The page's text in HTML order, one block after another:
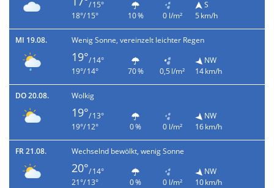
/ 15°
18°/ 15°
10 % 0 l/m²
S
5 km/h
MI 19.08. Wenig Sonne, vereinzelt leichter Regen
19°/ 14°
19°/ 14°
70 % 0,5 l/m²
NW
14 km/h
DO 20.08. Wolkig
19°/ 13°
19°/ 12°
0 % 0 l/m²
NW
16 km/h
FR 21.08. Wechselnd bewölkt, wenig Sonne
20°/ 14°
21°/ 13°
0 % 0 l/m²
NW
10 km/h